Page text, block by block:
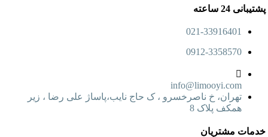
ساعته
021-33916401
0912-3358570
info@limooyi.com
تهران، خ ناصرخسرو ، ک حاج نایب،پاساژ علی رضا ، زیر
همکف پلاک 8
مشتریان